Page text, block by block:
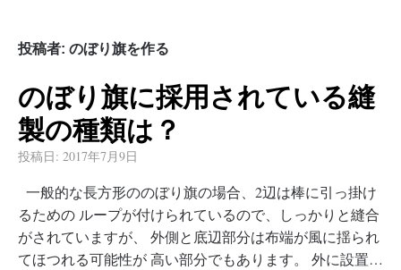
投稿者: のぼり旗を作る
のぼり旗に採用されている縫
製の種類は？
投稿日: 2017年7月9日
一般的な長方形ののぼり旗の場合、2辺は棒に引っ掛け
るための ループが付けられているので、しっかりと縫合
がされていますが、 外側と底辺部分は布端が風に揺られ
てほつれる可能性が 高い部分でもあります。 外に設置…